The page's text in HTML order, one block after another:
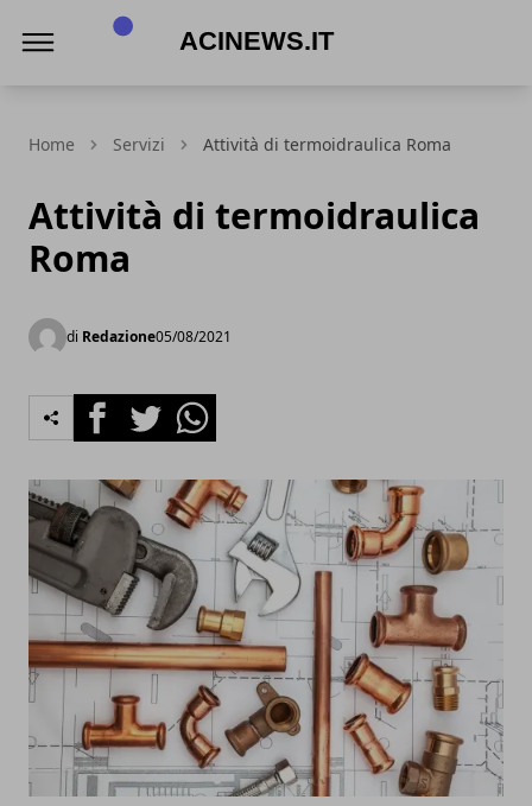
Home Servizi Attività di termoidraulica Roma
Attività di termoidraulica
Roma
di Redazione05/08/2021
FacebookTwitterWhatsapp